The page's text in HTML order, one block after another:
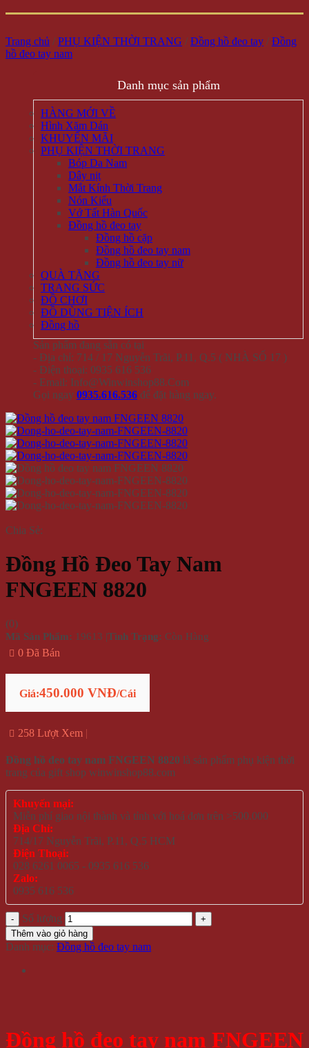
Trang chủ / PHỤ KIỆN THỜI TRANG / Đồng hồ đeo tay / Đồng
hồ đeo tay nam
Danh mục sản phẩm
HÀNG MỚI VỀ
Hình Xăm Dán
KHUYẾN MÃI
PHỤ KIỆN THỜI TRANG
Bóp Da Nam
Dây nịt
Mắt Kính Thời Trang
Nón Kiểu
Vớ Tất Hàn Quốc
Đồng hồ đeo tay
Đồng hồ cặp
Đồng hồ đeo tay nam
Đồng hồ đeo tay nữ
QUÀ TẶNG
TRANG SỨC
ĐỒ CHƠI
ĐỒ DÙNG TIỆN ÍCH
Đồng hồ
Sản phẩm đang sẵn có tại
- Địa chỉ: 714 / 17 Nguyễn Trãi, P.11, Q.5 ( NHÀ SỐ 17 )
- Điện thoại: 0935 616 536
- Email: Info@Winwinshop88.Com
Gọi ngay 0935.616.536 để đặt hàng ngay.
Chia Sẻ:
Đồng Hồ Đeo Tay Nam
FNGEEN 8820
(0)
Mã Sản Phẩm: 19613 |Tình Trạng: Còn Hàng
0 Đã Bán
Giá:450.000 VNĐ/Cái
258 Lượt Xem
Đồng hồ đeo tay nam FNGEEN 8820 là sản phẩm phụ kiện thời
trang của gift shop winwinshop88.com
Khuyến mại:
Miễn phí giao nội thành và tỉnh với hoá đơn trên >500.000
Địa Chỉ:
714/17 Nguyễn Trãi, P.11, Q.5 HCM
Điện Thoại:
028 6261 0065 - 0935 616 536
Zalo:
0935 616 536
Số lượng
Thêm vào giỏ hàng
Danh mục: Đồng hồ đeo tay nam
Đồng hồ đeo tay nam FNGEEN